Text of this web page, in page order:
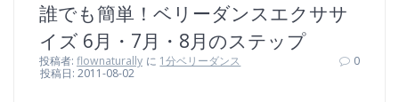
誰でも簡単！ベリーダンスエクササ
イズ 6月・7月・8月のステップ
投稿者: flownaturally に 1分ベリーダンス
投稿日: 2011-08-02
0